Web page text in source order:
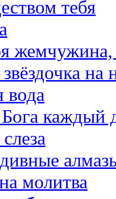
тебя
жемчужина,
на
вода
каждый
молитва